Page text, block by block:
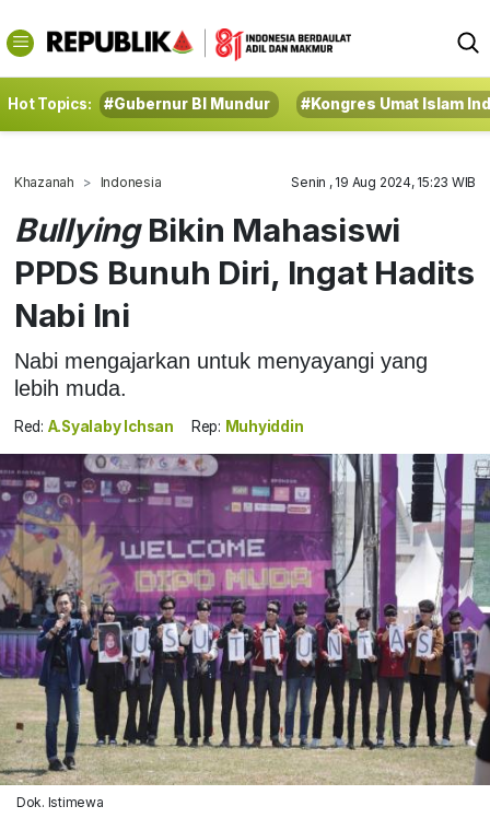
Hot Topics: #Gubernur BI Mundur #Kongres Umat Islam
Khazanah Indonesia Senin , 19 Aug 2024, 15:23 WIB
BullyingBikin Mahasiswi
PPDS Bunuh Diri, Ingat Hadits
Nabi Ini
Nabi mengajarkan untuk menyayangi yang
lebih muda.
Red: A.Syalaby Ichsan Rep: Muhyiddin
Dok. Istimewa